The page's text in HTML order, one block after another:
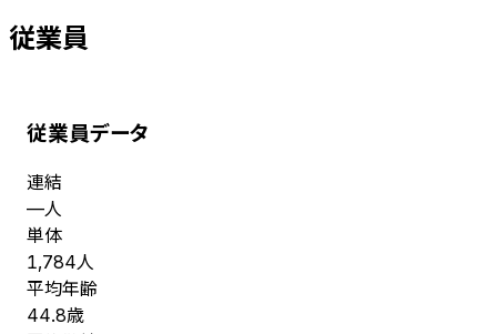
従業員
従業員データ
連結
—人
単体
1,784人
平均年齢
44.8歳